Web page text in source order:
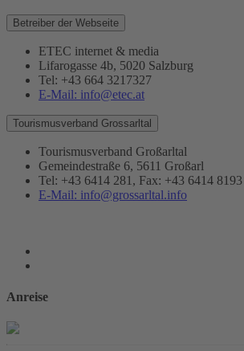
Betreiber der Webseite
ETEC internet & media
Lifarogasse 4b, 5020 Salzburg
Tel: +43 664 3217327
E-Mail: info@etec.at
Tourismusverband Grossarltal
Tourismusverband Großarltal
Gemeindestraße 6, 5611 Großarl
Tel: +43 6414 281, Fax: +43 6414 8193
E-Mail: info@grossarltal.info
Anreise